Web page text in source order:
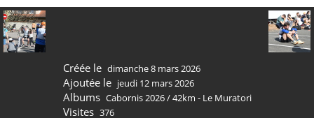
Créée le dimanche 8 mars 2026
Ajoutée le jeudi 12 mars 2026
Albums Cabornis 2026/42km - Le Muratori
Visites 376